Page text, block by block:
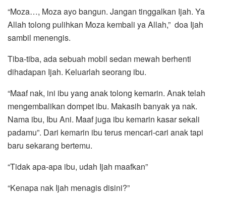
“Moza…, Moza ayo bangun. Jangan tinggalkan Ijah. Ya
Allah tolong pulihkan Moza kembali ya Allah,” doa Ijah
sambil menengis.
Tiba-tiba, ada sebuah mobil sedan mewah berhenti
dihadapan Ijah. Keluarlah seorang ibu.
“Maaf nak, ini ibu yang anak tolong kemarin. Anak telah
mengembalikan dompet ibu. Makasih banyak ya nak.
Nama ibu, Ibu Ani. Maaf juga ibu kemarin kasar sekali
padamu”. Dari kemarin ibu terus mencari-cari anak tapi
baru sekarang bertemu.
“Tidak apa-apa ibu, udah Ijah maafkan”
“Kenapa nak Ijah menagis disini?”